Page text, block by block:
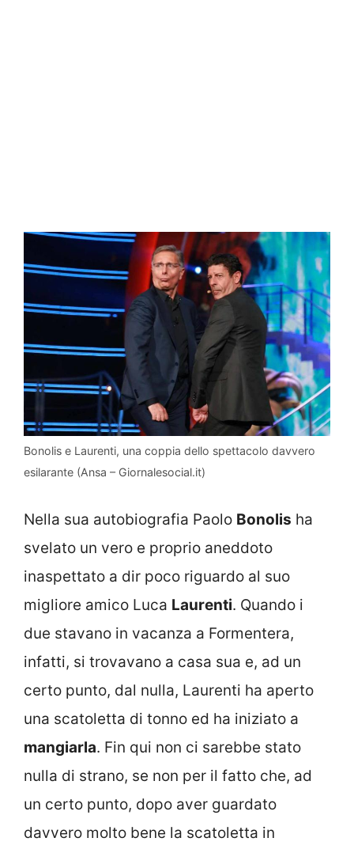
Bonolis e Laurenti, una coppia dello spettacolo davvero
esilarante (Ansa – Giornalesocial.it)
Nella sua autobiografia Paolo Bonolis ha
svelato un vero e proprio aneddoto
inaspettato a dir poco riguardo al suo
migliore amico Luca Laurenti. Quando i
due stavano in vacanza a Formentera,
infatti, si trovavano a casa sua e, ad un
certo punto, dal nulla, Laurenti ha aperto
una scatoletta di tonno ed ha iniziato a
mangiarla. Fin qui non ci sarebbe stato
nulla di strano, se non per il fatto che, ad
un certo punto, dopo aver guardato
davvero molto bene la scatoletta in